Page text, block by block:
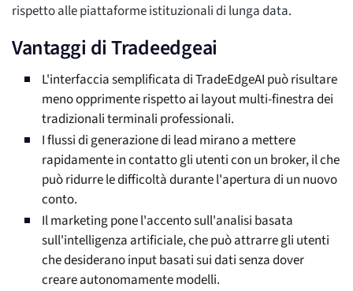
rispetto alle piattaforme istituzionali di lunga data.
Vantaggi di Tradeedgeai
L'interfaccia semplificata di TradeEdgeAI può risultare
meno opprimente rispetto ai layout multi-finestra dei
tradizionali terminali professionali.
I flussi di generazione di lead mirano a mettere
rapidamente in contatto gli utenti con un broker, il che
può ridurre le difficoltà durante l'apertura di un nuovo
conto.
Il marketing pone l'accento sull'analisi basata
sull'intelligenza artificiale, che può attrarre gli utenti
che desiderano input basati sui dati senza dover
creare autonomamente modelli.